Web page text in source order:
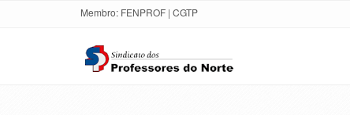
Membro: FENPROF | CGTP